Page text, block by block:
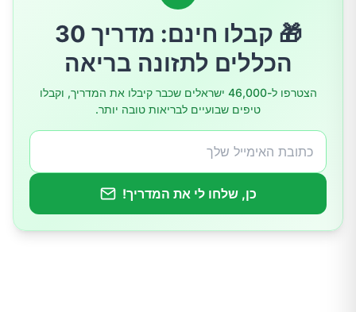
2. הפחתת סטרס וניהול נכון של הורמונים
4. שיפור איכות השינה
6. פעילות אירובית מתונה
🎁 קבלו חינם: מדריך 30
הכללים לתזונה בריאה
הצטרפו ל-46,000 ישראלים שכבר קיבלו את המדריך, וקבלו
טיפים שבועיים לבריאות טובה יותר.
כן, שלחו לי את המדריך!